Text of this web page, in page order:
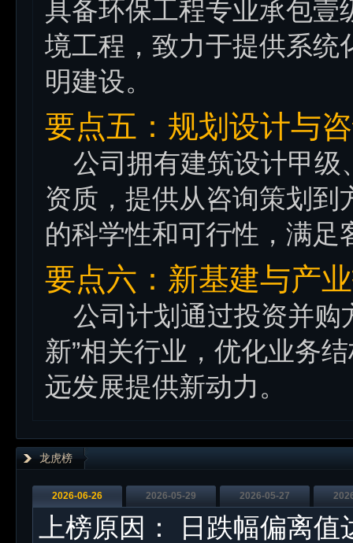
具备环保工程专业承包壹
境工程，致力于提供系统
明建设。
要点五：规划设计与
公司拥有建筑设计甲级
资质，提供从咨询策划
的科学性和可行性，满足
要点六：新基建与产
公司计划通过投资并购
新”相关行业，优化业务
远发展提供新动力。
龙虎榜
2026-06-26 2026-05-29 2026-05-27
上榜原因： 日跌幅偏离值